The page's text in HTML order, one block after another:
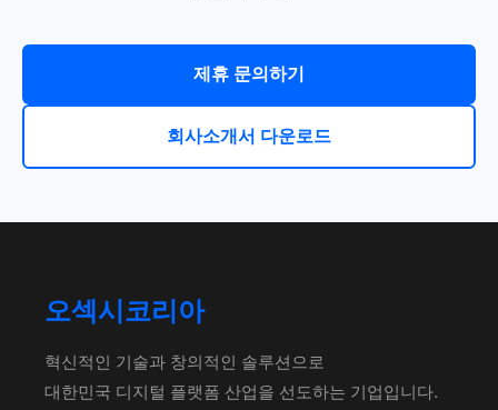
제휴 문의하기
회사소개서 다운로드
오섹시코리아
혁신적인 기술과 창의적인 솔루션으로
대한민국 디지털 플랫폼 산업을 선도하는 기업입니다.